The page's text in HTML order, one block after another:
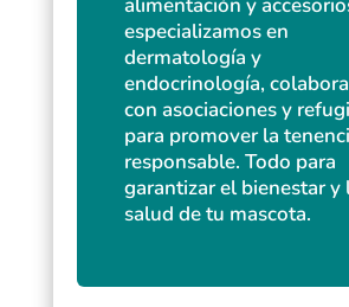
especializamos en
dermatología y
endocrinología,
con asociaciones y
para promover la
responsable. Todo para
garantizar el bienestar y
salud de tu mascota.